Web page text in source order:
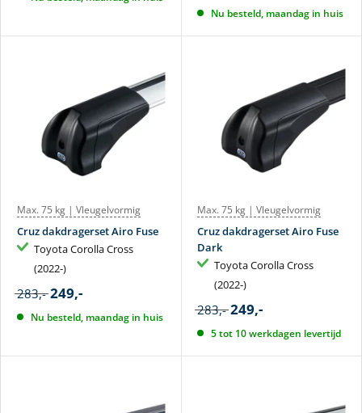
Nu besteld, maandag in huis
Max. 75 kg | Vleugelvormig
Cruz dakdragerset Airo Fuse
Toyota Corolla Cross
(2022-)
283,- 249,-
Nu besteld, maandag in huis
Max. 75 kg | Vleugelvormig
Cruz dakdragerset Airo Fuse
Dark
Toyota Corolla Cross
(2022-)
283,- 249,-
5 tot 10 werkdagen levertijd